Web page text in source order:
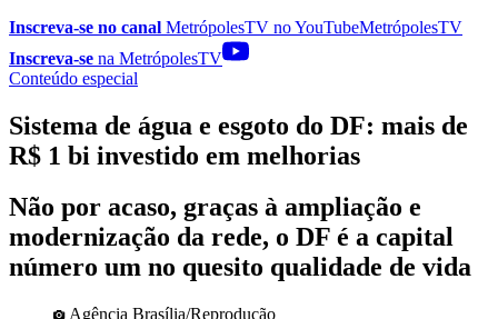
Inscreva-se no canal MetrópolesTV noYouTubeMetrópolesTV
Inscreva-se na MetrópolesTV
Conteúdo especial
Sistema de água e esgoto do DF: mais de
R$ 1 bi investido em melhorias
Não por acaso, graças à ampliação e
modernização da rede, o DF é a capital
número um no quesito qualidade de vida
Agência Brasília/Reprodução